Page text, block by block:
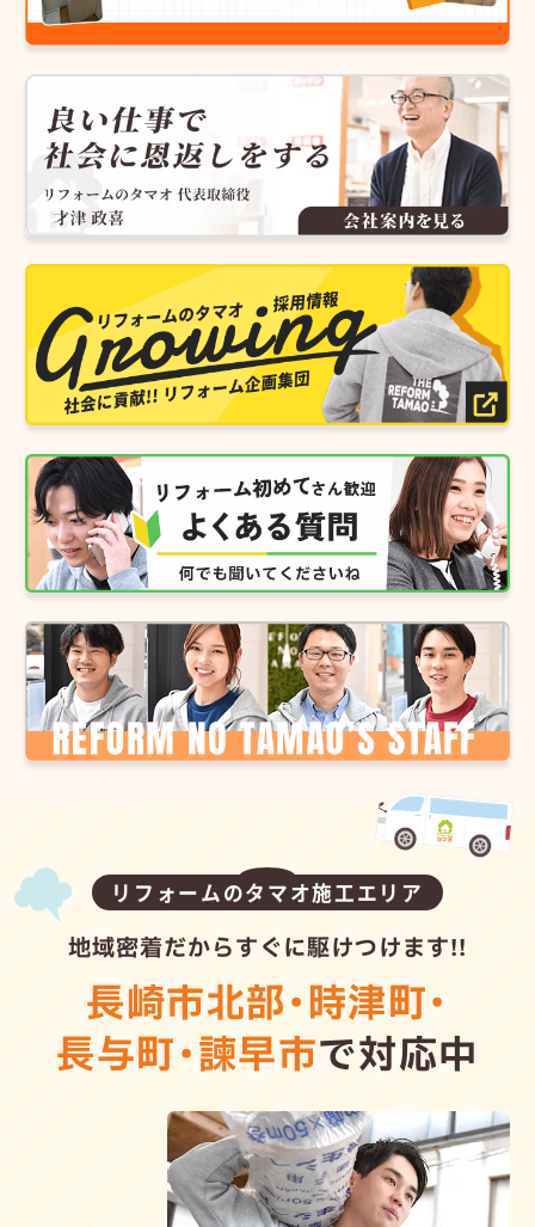
リフォームのタマオ施工エリア
地域密着だからすぐに駆けつけます!!
長崎市北部・時津町・
長与町・諫早市で対応中